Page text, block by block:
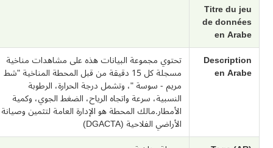
Titre du jeu
de données
en Arabe
Description
en Arabe
تحتوي مجموعة البيانات هذه على مشاهدات مناخية
مسجلة كل 15 دقيقة من قبل المحطة المناخية "شط
مريم - سوسة "، وتشمل درجة الحرارة، الرطوبة
النسبية، سرعة واتجاه الرياح، الضغط الجوي، وكمية
الأمطار.مالك المحطة هو الإدارة العامة لتثمين وصيانة
الأراضي الفلاحية (DGACTA)